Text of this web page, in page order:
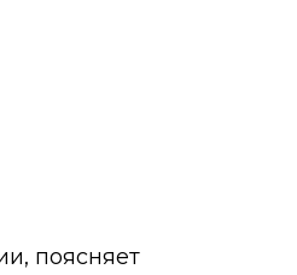
поясняет